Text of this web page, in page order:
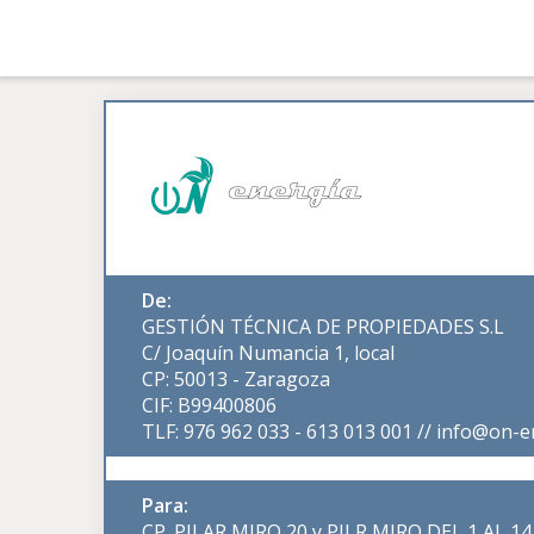
De:
GESTIÓN TÉCNICA DE PROPIEDADES S.L
C/ Joaquín Numancia 1, local
CP: 50013 - Zaragoza
CIF: B99400806
TLF: 976 962 033 - 613 013 001 // info@on-
Para: